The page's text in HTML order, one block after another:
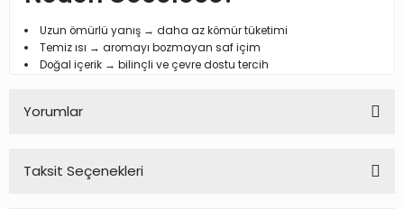
Uzun ömürlü yanış → daha az kömür tüketimi
Temiz ısı → aromayı bozmayan saf içim
Doğal içerik → bilinçli ve çevre dostu tercih
Yorumlar
Taksit Seçenekleri